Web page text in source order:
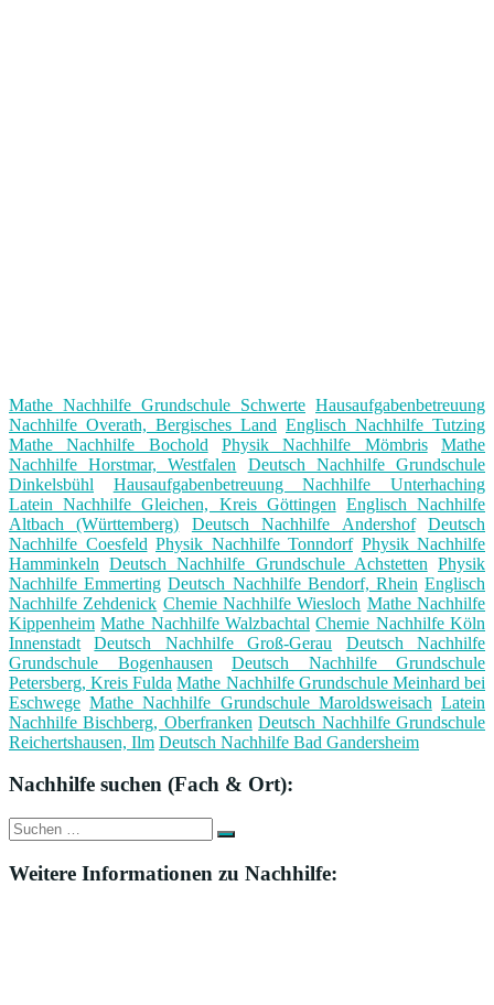
Mathe Nachhilfe Grundschule Schwerte Hausaufgabenbetreuung
Nachhilfe Overath, Bergisches Land Englisch Nachhilfe Tutzing
Mathe Nachhilfe Bochold
Physik Nachhilfe Mömbris
Mathe
Nachhilfe Horstmar, Westfalen
Deutsch Nachhilfe Grundschule
Dinkelsbühl
Hausaufgabenbetreuung Nachhilfe Unterhaching
Latein Nachhilfe Gleichen, Kreis Göttingen Englisch Nachhilfe
Altbach (Württemberg)
Deutsch Nachhilfe Andershof
Deutsch
Nachhilfe Coesfeld Physik Nachhilfe Tonndorf Physik Nachhilfe
Hamminkeln
Deutsch Nachhilfe Grundschule Achstetten Physik
Nachhilfe Emmerting Deutsch Nachhilfe Bendorf, Rhein Englisch
Nachhilfe Zehdenick Chemie Nachhilfe Wiesloch Mathe Nachhilfe
Kippenheim Mathe Nachhilfe Walzbachtal Chemie Nachhilfe Köln
Innenstadt
Deutsch Nachhilfe Groß-Gerau
Deutsch Nachhilfe
Grundschule Bogenhausen
Deutsch Nachhilfe Grundschule
Petersberg, Kreis Fulda Mathe Nachhilfe Grundschule Meinhard bei
Eschwege Mathe Nachhilfe Grundschule Maroldsweisach Latein
Nachhilfe Bischberg, Oberfranken Deutsch Nachhilfe Grundschule
Reichertshausen, Ilm Deutsch Nachhilfe Bad Gandersheim
Nachhilfe suchen (Fach & Ort):
Suche
nach:
Suchen
Weitere Informationen zu Nachhilfe: